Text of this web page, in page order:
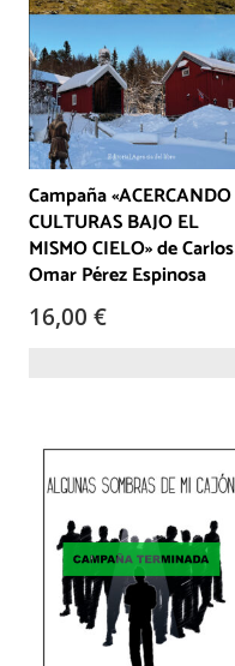
Campaña «ACERCANDO
CULTURAS BAJO EL
MISMO CIELO» de Carlos
Omar Pérez Espinosa
16,00 €